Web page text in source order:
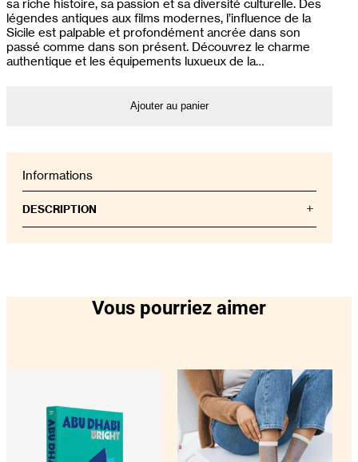
sa riche histoire, sa passion et sa diversité culturelle. Des
légendes antiques aux films modernes, l’influence de la
Sicile est palpable et profondément ancrée dans son
passé comme dans son présent. Découvrez le charme
authentique et les équipements luxueux de la…
Ajouter au panier
Informations
DESCRIPTION
Explorez l’île envoûtante de Sicile, en Italie, reconnue
profondément ancrée dans son passé comme dans
son présent. Découvrez le charme authentique et les
Méditerranée. Le Grand Hotel Timeo bénéficie d’un
emplacement privilégié à proximité d’un ancien
théâtre grec et du spectaculaire mont Etna.
Véritable carrefour des cultures, la Sicile reflète dans
son architecture, sa cuisine et ses traditions sa
position au cœur de la Méditerranée. Marquée par
Vous pourriez aimer